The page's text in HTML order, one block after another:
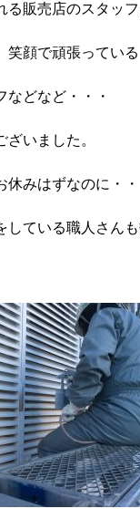
販売店のスタッフ
顔で頑張っている
などなど・・・
いました。
休みはずなのに・・
ている職人さんも